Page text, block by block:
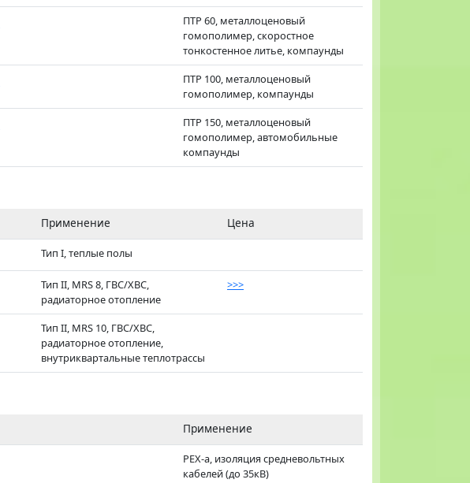
ПТР 60, металлоценовый
гомополимер, скоростное
тонкостенное литье, компаунды
ПТР 100, металлоценовый
гомополимер, компаунды
ПТР 150, металлоценовый
гомополимер, автомобильные
компаунды
Применение Цена
Тип I, теплые полы
Тип II, MRS 8, ГВС/ХВС,
радиаторное отопление
>>>
Тип II, MRS 10, ГВС/ХВС,
радиаторное отопление,
внутриквартальные теплотрассы
Применение
PEX-a, изоляция средневольтных
кабелей (до 35кВ)